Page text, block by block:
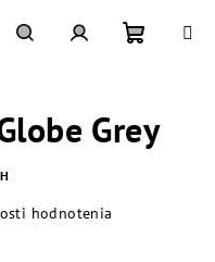
košík
Grey
hodnotenia